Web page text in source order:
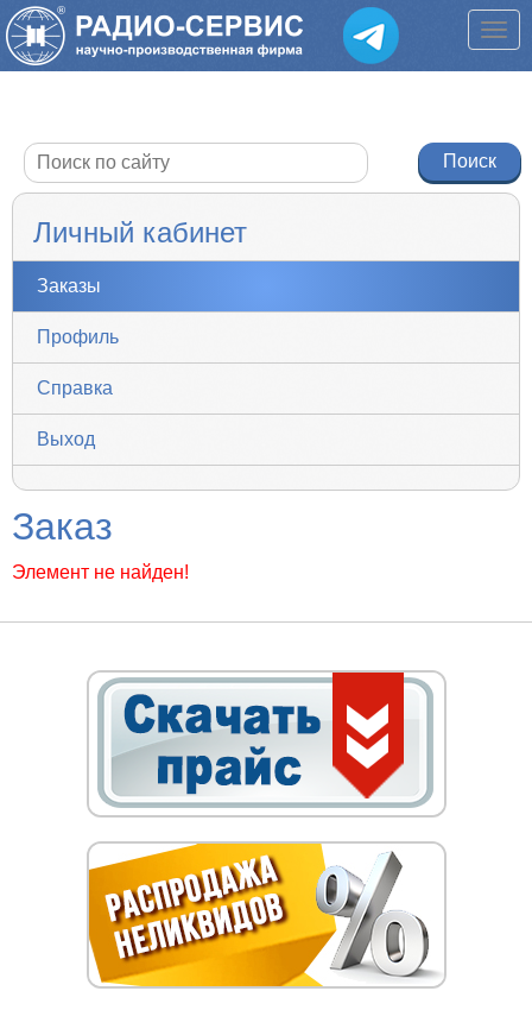
Личный кабинет
Заказы
Профиль
Справка
Выход
Заказ
Элемент не найден!